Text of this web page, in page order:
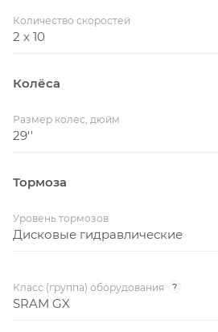
Количество скоростей
2 x 10
Колёса
Размер колес, дюйм
29''
Тормоза
Уровень тормозов
Дисковые гидравлические
Класс (группа) оборудования ?
SRAM GX